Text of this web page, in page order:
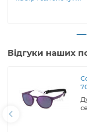
Відгуки наших